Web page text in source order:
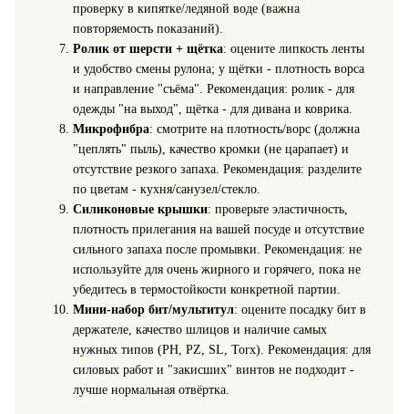
проверку в кипятке/ледяной воде (важна
повторяемость показаний).
Ролик от шерсти + щётка: оцените липкость ленты
и удобство смены рулона; у щётки - плотность ворса
и направление "съёма". Рекомендация: ролик - для
одежды "на выход", щётка - для дивана и коврика.
Микрофибра: смотрите на плотность/ворс (должна
"цеплять" пыль), качество кромки (не царапает) и
отсутствие резкого запаха. Рекомендация: разделите
по цветам - кухня/санузел/стекло.
Силиконовые крышки: проверьте эластичность,
плотность прилегания на вашей посуде и отсутствие
сильного запаха после промывки. Рекомендация: не
используйте для очень жирного и горячего, пока не
убедитесь в термостойкости конкретной партии.
Мини-набор бит/мультитул: оцените посадку бит в
держателе, качество шлицов и наличие самых
нужных типов (PH, PZ, SL, Torx). Рекомендация: для
силовых работ и "закисших" винтов не подходит -
лучше нормальная отвёртка.